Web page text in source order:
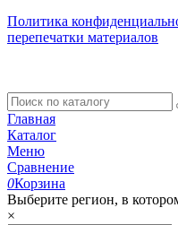
Политика
перепечатки материалов
Главная
Каталог
Меню
Сравнение
0Корзина
Выберите регион, в
×